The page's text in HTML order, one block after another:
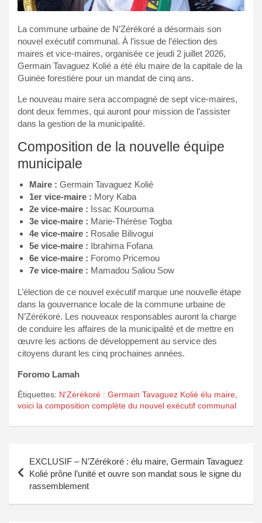
La commune urbaine de N’Zérékoré a désormais son
nouvel exécutif communal. À l’issue de l’élection des
maires et vice-maires, organisée ce jeudi 2 juillet 2026,
Germain Tavaguez Kolié a été élu maire de la capitale de la
Guinée forestière pour un mandat de cinq ans.
Le nouveau maire sera accompagné de sept vice-maires,
dont deux femmes, qui auront pour mission de l’assister
dans la gestion de la municipalité.
Composition de la nouvelle équipe
municipale
Maire : Germain Tavaguez Kolié
1er vice-maire : Mory Kaba
2e vice-maire : Issac Kourouma
3e vice-maire : Marie-Thérèse Togba
4e vice-maire : Rosalie Bilivogui
5e vice-maire : Ibrahima Fofana
6e vice-maire : Foromo Pricemou
7e vice-maire : Mamadou Saliou Sow
L’élection de ce nouvel exécutif marque une nouvelle étape
dans la gouvernance locale de la commune urbaine de
N’Zérékoré. Les nouveaux responsables auront la charge
de conduire les affaires de la municipalité et de mettre en
œuvre les actions de développement au service des
citoyens durant les cinq prochaines années.
Foromo Lamah
Étiquettes: N'Zérékoré : Germain Tavaguez Kolié élu maire
voici la composition complète du nouvel exécutif communal
de
l’article
EXCLUSIF – N’Zérékoré : élu maire, Germain Tavaguez
Kolié prône l’unité et ouvre son mandat sous le signe du
rassemblement